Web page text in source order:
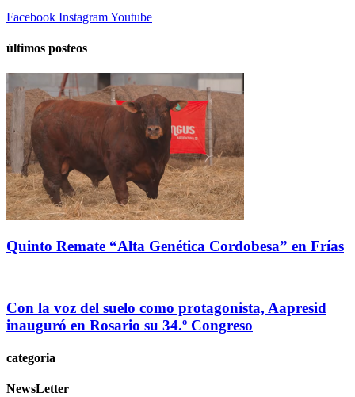
Facebook InstagramYoutube
últimos posteos
Quinto Remate “Alta Genética Cordobesa” en Frías
Con la voz del suelo como protagonista, Aapresid
inauguró en Rosario su 34.º Congreso
categoria
NewsLetter